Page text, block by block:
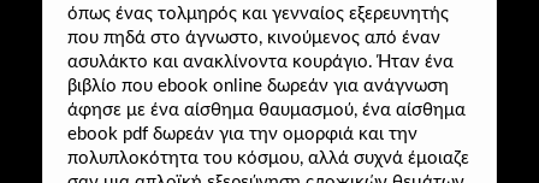
όπως ένας τολμηρός και γενναίος εξερευνητής
που πηδά στο άγνωστο, κινούμενος από έναν
ασυλάκτο και ανακλίνοντα κουράγιο. Ήταν ένα
βιβλίο που ebook online δωρεάν για ανάγνωση
άφησε με ένα αίσθημα θαυμασμού, ένα αίσθημα
ebook pdf δωρεάν για την ομορφιά και την
πολυπλοκότητα του κόσμου, αλλά συχνά έμοιαζε